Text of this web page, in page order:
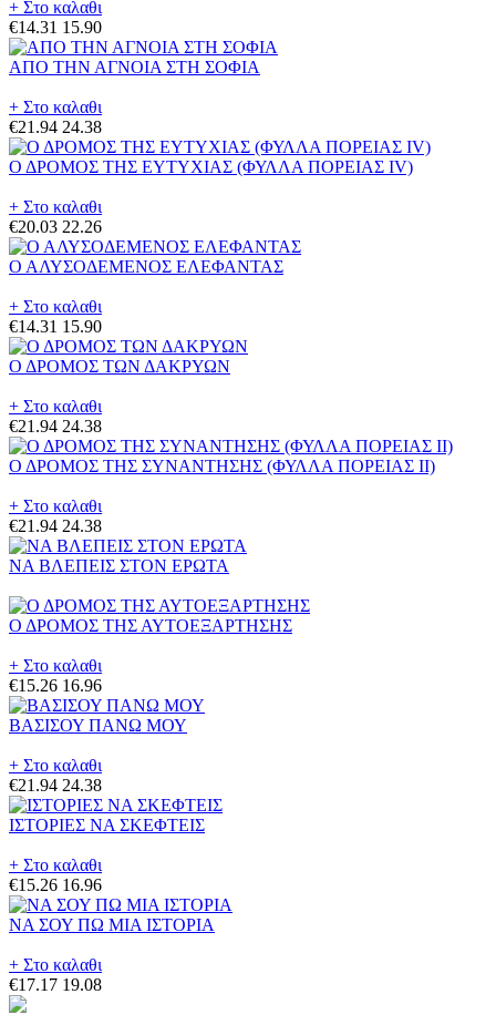
+ Στο καλαθι
€14.31 15.90
ΑΠΟ ΤΗΝ ΑΓΝΟΙΑ ΣΤΗ ΣΟΦΙΑ
+ Στο καλαθι
€21.94 24.38
Ο ΔΡΟΜΟΣ ΤΗΣ ΕΥΤΥΧΙΑΣ (ΦΥΛΛΑ ΠΟΡΕΙΑΣ IV)
+ Στο καλαθι
€20.03 22.26
Ο ΑΛΥΣΟΔΕΜΕΝΟΣ ΕΛΕΦΑΝΤΑΣ
+ Στο καλαθι
€14.31 15.90
Ο ΔΡΟΜΟΣ ΤΩΝ ΔΑΚΡΥΩΝ
+ Στο καλαθι
€21.94 24.38
Ο ΔΡΟΜΟΣ ΤΗΣ ΣΥΝΑΝΤΗΣΗΣ (ΦΥΛΛΑ ΠΟΡΕΙΑΣ II)
+ Στο καλαθι
€21.94 24.38
ΝΑ ΒΛΕΠΕΙΣ ΣΤΟΝ ΕΡΩΤΑ
Ο ΔΡΟΜΟΣ ΤΗΣ ΑΥΤΟΕΞΑΡΤΗΣΗΣ
+ Στο καλαθι
€15.26 16.96
ΒΑΣΙΣΟΥ ΠΑΝΩ ΜΟΥ
+ Στο καλαθι
€21.94 24.38
ΙΣΤΟΡΙΕΣ ΝΑ ΣΚΕΦΤΕΙΣ
+ Στο καλαθι
€15.26 16.96
ΝΑ ΣΟΥ ΠΩ ΜΙΑ ΙΣΤΟΡΙΑ
+ Στο καλαθι
€17.17 19.08